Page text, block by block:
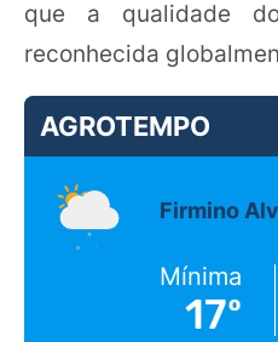
que a qualidade
reconhecida
AGROTEMPO
Firmino
Mínima
17º